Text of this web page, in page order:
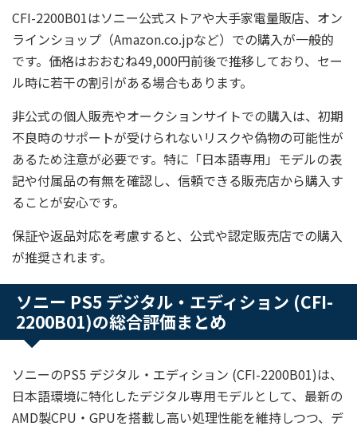
CFI-2200B01はソニー公式ストアや大手家電量販店、オン
ラインショップ（Amazon.co.jpなど）での購入が一般的
です。価格はおおむね49,000円前後で推移しており、セー
ル時に若干の割引がある場合もあります。
非公式の個人販売やオークションサイトでの購入は、初期
不良時のサポートが受けられないリスクや偽物の可能性が
あるため注意が必要です。特に「日本語専用」モデルの表
記や付属品の有無を確認し、信頼できる販売店から購入す
ることが安心です。
保証や返品対応を考慮すると、公式や認定販売店での購入
が推奨されます。
ソニー PS5 デジタル・エディション (CFI-
2200B01)の総合評価まとめ
ソニーのPS5 デジタル・エディション (CFI-2200B01)は、
日本語環境に特化したデジタル専用モデルとして、最新の
AMD製CPU・GPUを搭載し高い処理性能を維持しつつ、デ